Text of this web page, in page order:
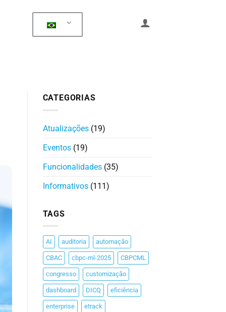
CATEGORIAS
Atualizações(19)
Eventos(19)
Funcionalidades(35)
Informativos(111)
TAGS
AI auditoria automação
CBAC cbpc-ml-2025 CBPCML
congresso customização
dashboard DICQ eficiência
enterprise etrack